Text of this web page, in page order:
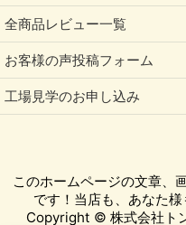
全商品レビュー一覧
お客様の声投稿フォーム
工場見学のお申し込み
このホームページの文章、
です！当店も、あなた
Copyright © 株式会社ト